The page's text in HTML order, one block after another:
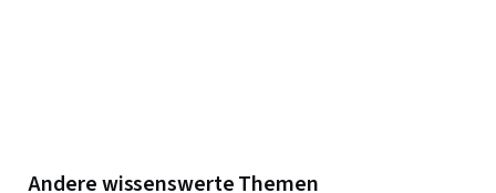
Andere wissenswerte Themen